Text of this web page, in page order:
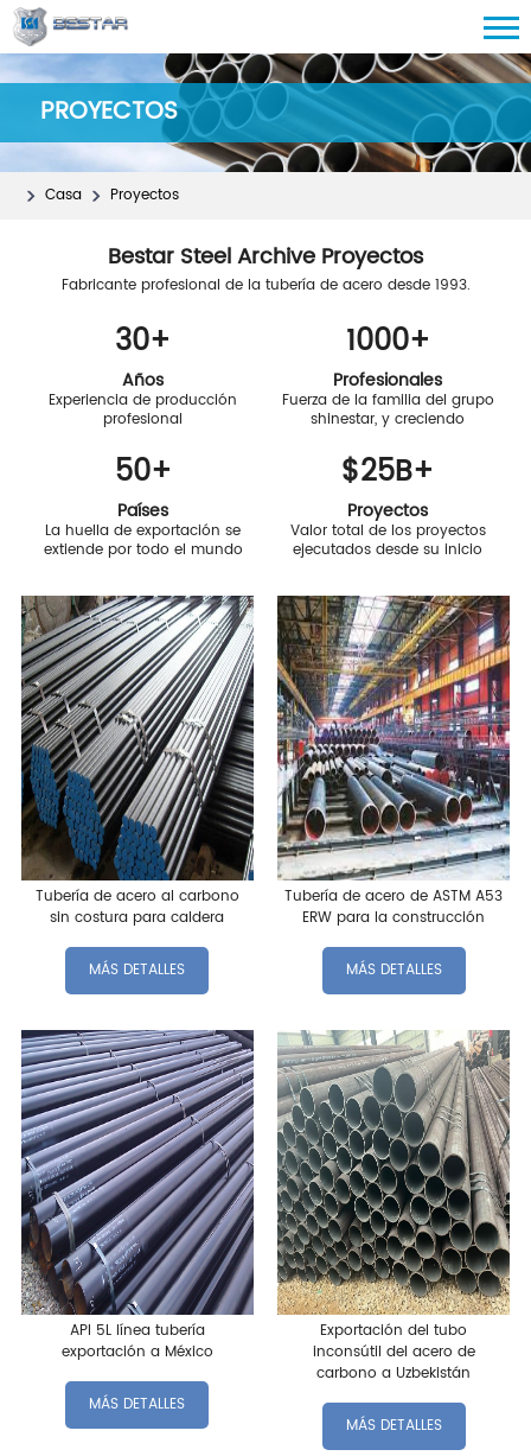
PROYECTOS
Casa Proyectos
Bestar Steel Archive Proyectos
Fabricante profesional de la tubería de acero desde 1993.
30+
Años
Experiencia de producción
profesional
1000+
Profesionales
Fuerza de la familia del grupo
shinestar, y creciendo
50+
Países
La huella de exportación se
extiende por todo el mundo
$25B+
Proyectos
Valor total de los proyectos
ejecutados desde su inicio
Tubería de acero al carbono
sin costura para caldera
MÁS DETALLES
Tubería de acero de ASTM A53
ERW para la construcción
MÁS DETALLES
API 5L línea tubería
exportación a México
MÁS DETALLES
Exportación del tubo
inconsútil del acero de
carbono a Uzbekistán
MÁS DETALLES